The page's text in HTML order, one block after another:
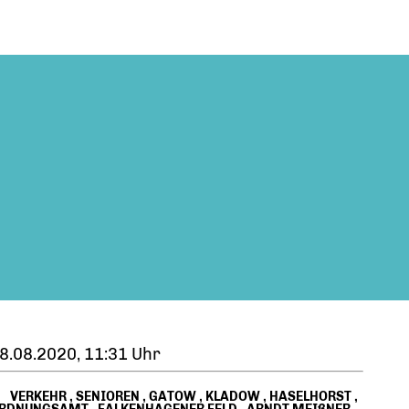
11:31 Uhr
VERKEHR,SENIOREN ,GATOW, KLADOW, HASELHORST,